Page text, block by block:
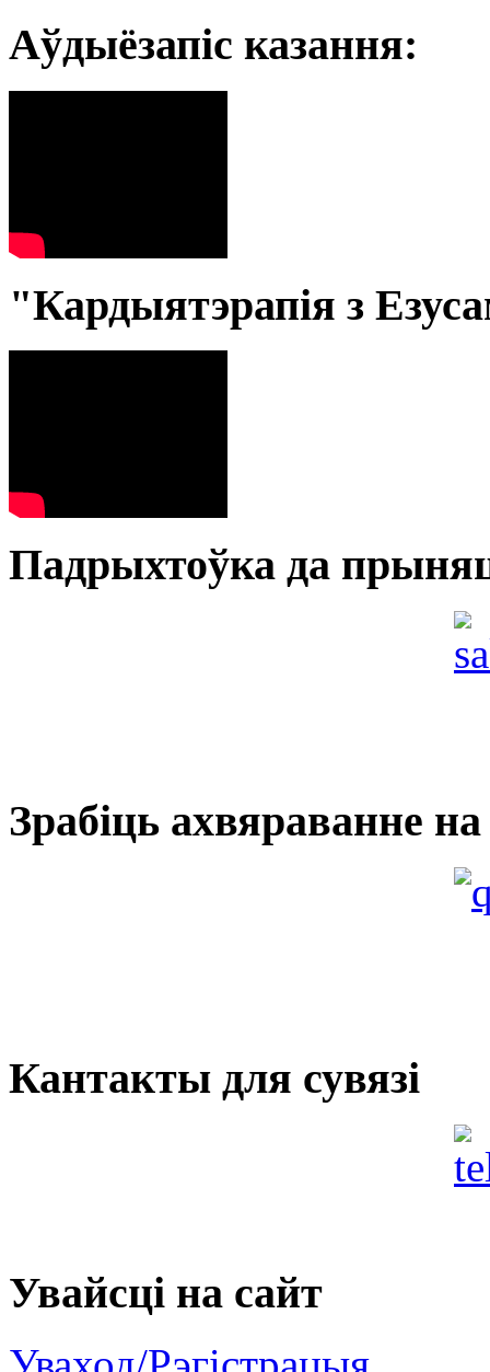
Аўдыёзапіс казання:
"Кардыятэрапія з
Падрыхтоўка да
Зрабіць ахвяраванне
Кантакты для сувязі
Увайсцi на сайт